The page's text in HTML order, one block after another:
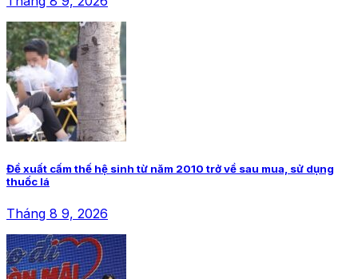
Đề xuất cấm thế hệ sinh từ năm 2010 trở về sau mua, sử dụng
thuốc lá
Tháng 8 9, 2026